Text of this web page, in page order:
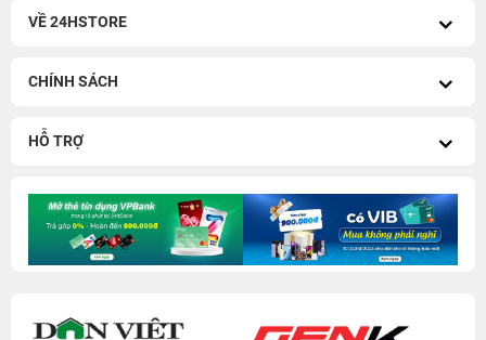
VỀ 24HSTORE
CHÍNH SÁCH
HỖ TRỢ